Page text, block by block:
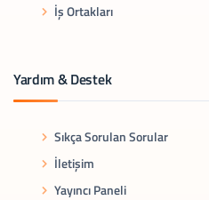
İş Ortakları
Yardım & Destek
Sıkça Sorulan Sorular
İletişim
Yayıncı Paneli